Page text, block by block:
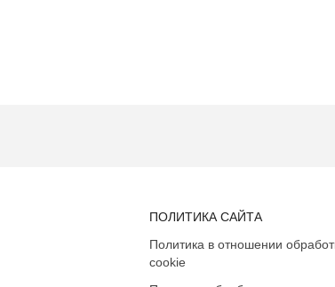
ПОЛИТИКА САЙТА
Политика в отношении
cookie